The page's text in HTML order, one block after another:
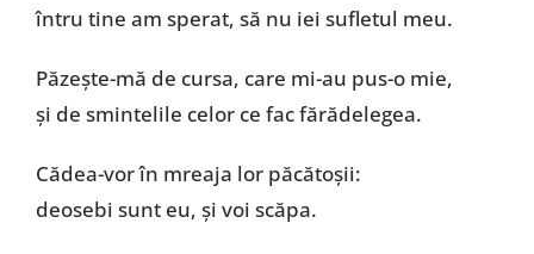
întru tine am sperat, să nu iei sufletul meu.
Păzește-mă de cursa, care mi-au pus-o mie,
și de smintelile celor ce fac fărădelegea.
Cădea-vor în mreaja lor păcătoșii:
deosebi sunt eu, și voi scăpa.